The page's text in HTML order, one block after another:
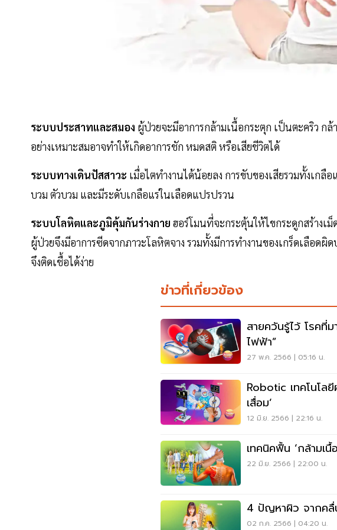
ระบบประสาทและสมอง ผู้ป่วยจะมีอาการกล้ามเนื้อกระตุก เป็นตะคริว ก
อย่างเหมาะสมอาจทำให้เกิดอาการชัก หมดสติ หรือเสียชีวิตได้
ระบบทางเดินปัสสาวะ เมื่อไตทำงานได้น้อยลง การขับของเสียรวมทั้งเก
บวม ตัวบวม และมีระดับเกลือแร่ในเลือดแปรปรวน
ระบบโลหิตและภูมิคุ้มกันร่างกาย ฮอร์โมนที่จะกระตุ้นให้ไขกระดูกสร้างเ
ผู้ป่วยจึงมีอาการซีดจากภาวะโลหิตจาง รวมทั้งมีการทำงานของเกร็ดเลือด
จึงติดเชื้อได้ง่าย
ข่าวที่เกี่ยวข้อง
สายควันรู้ไว้ โรคที่
ไฟฟ้า”
27 พ.ค. 2566 | 05:16 น.
Robotic เทคโนโลยี
เสื่อม’
12 มิ.ย. 2566 | 22:16 น.
เทคนิคฟื้น ‘กล้ามเ
22 มิ.ย. 2566 | 22:00 น.
4 ปัญหาผิว จากคลื่
02 ก.ค. 2566 | 04:20 น.